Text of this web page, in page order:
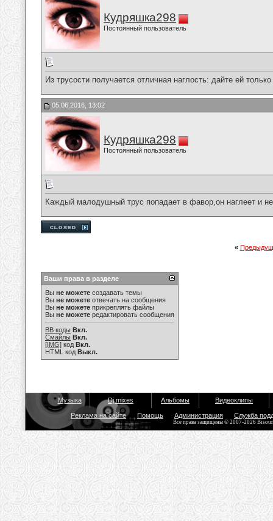
Кудряшка298
Постоянный пользователь
Из трусости получается отличная наглость: дайте ей
05.06.2016, 13:02
Кудряшка298
Постоянный пользователь
Каждый малодушный трус попадает в фавор,он наглеет и
«
Ваши права в разделе
Вы не можете создавать темы
Вы не можете отвечать на сообщения
Вы не можете прикреплять файлы
Вы не можете редактировать сообщения
BB коды Вкл.
Смайлы Вкл.
[IMG] код Вкл.
HTML код Выкл.
Музыка Dj mixes Альбомы Видеоклипы
Реклама на сайте Помощь Администрация Служба
Все права защищены © 2007-2026